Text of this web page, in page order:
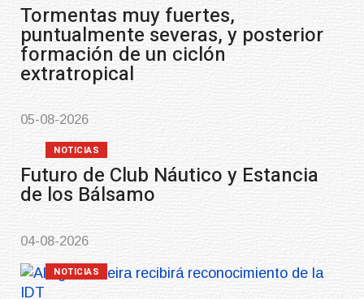
Clases de Muai Thai en
Charrúa
03-08-2026
Turismo accesible para
con discapacidad y adultos
03-08-2026
Actualización sobre la
vacunación contra el